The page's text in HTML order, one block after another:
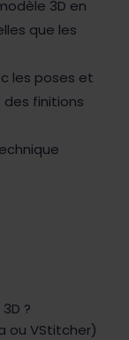
3D en
que les
les poses et
finitions
?
ou VStitcher)